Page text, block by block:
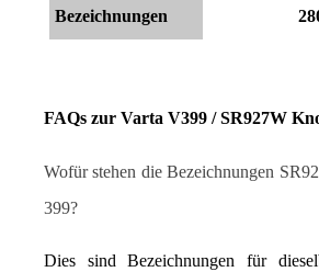
Bezeichnungen
FAQs zur Varta V399 / SR927W
Wofür stehen die Bezeichnungen
399?
Dies sind Bezeichnungen für